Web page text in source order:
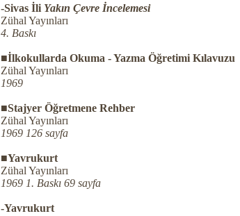
-Sivas İli Yakın Çevre İncelemesi
Zühal Yayınları
4. Baskı
■İlkokullarda Okuma - Yazma Öğretimi Kılavuzu
Zühal Yayınları
1969
■Stajyer Öğretmene Rehber
Zühal Yayınları
1969 126 sayfa
■Yavrukurt
Zühal Yayınları
1969 1. Baskı 69 sayfa
-Yavrukurt